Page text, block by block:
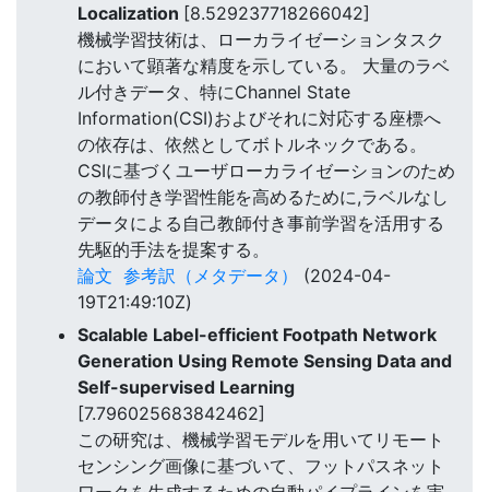
Localization [8.529237718266042]
機械学習技術は、ローカライゼーションタスク
において顕著な精度を示している。 大量のラベ
ル付きデータ、特にChannel State
Information(CSI)およびそれに対応する座標へ
の依存は、依然としてボトルネックである。
CSIに基づくユーザローカライゼーションのため
の教師付き学習性能を高めるために,ラベルなし
データによる自己教師付き事前学習を活用する
先駆的手法を提案する。
論文 参考訳（メタデータ）
(2024-04-
19T21:49:10Z)
Scalable Label-efficient Footpath Network
Generation Using Remote Sensing Data and
Self-supervised Learning
[7.796025683842462]
この研究は、機械学習モデルを用いてリモート
センシング画像に基づいて、フットパスネット